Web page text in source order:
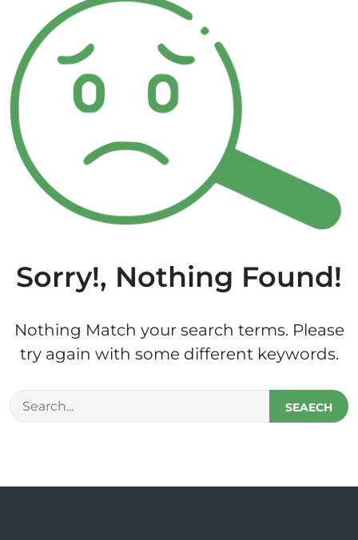
Sorry!, Nothing Found!
Nothing Match your search terms. Please
try again with some different keywords.
SEAECH